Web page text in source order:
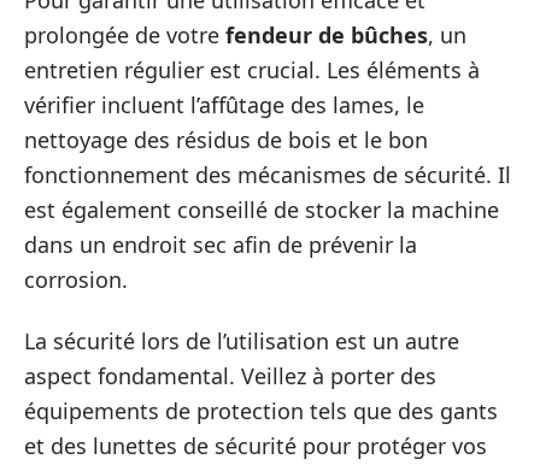
prolongée de votre fendeur de bûches, un
entretien régulier est crucial. Les éléments à
vérifier incluent l’affûtage des lames, le
nettoyage des résidus de bois et le bon
fonctionnement des mécanismes de sécurité. Il
est également conseillé de stocker la machine
dans un endroit sec afin de prévenir la
corrosion.
La sécurité lors de l’utilisation est un autre
aspect fondamental. Veillez à porter des
équipements de protection tels que des gants
et des lunettes de sécurité pour protéger vos